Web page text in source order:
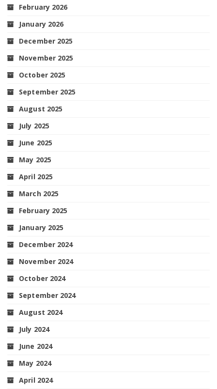
February 2026
January 2026
December 2025
November 2025
October 2025
September 2025
August 2025
July 2025
June 2025
May 2025
April 2025
March 2025
February 2025
January 2025
December 2024
November 2024
October 2024
September 2024
August 2024
July 2024
June 2024
May 2024
April 2024